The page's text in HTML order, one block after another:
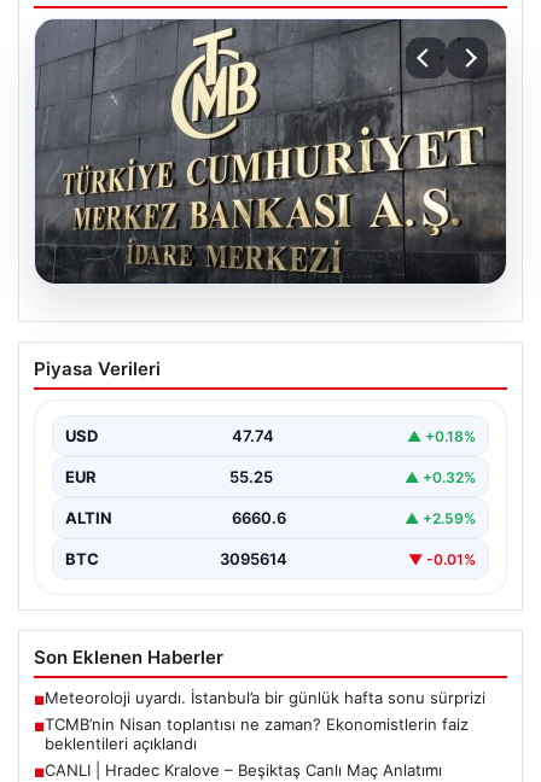
07.08.2026
TCMB’nin Nisan toplantısı ne zaman?
Ekonomistlerin faiz beklentileri
Türkiye Cumhuriyet Merkez Bankası Para Politikası
Piyasa Verileri
USD 47.74 ▲ +0.18%
EUR 55.25 ▲ +0.32%
ALTIN 6660.6 ▲ +2.59%
BTC 3095614 ▼ -0.01%
Son Eklenen Haberler
■Meteoroloji uyardı. İstanbul’a bir günlük hafta sonu sürprizi
■TCMB’nin Nisan toplantısı ne zaman? Ekonomistlerin faiz
beklentileri açıklandı
■CANLI | Hradec Kralove – Beşiktaş Canlı Maç Anlatımı